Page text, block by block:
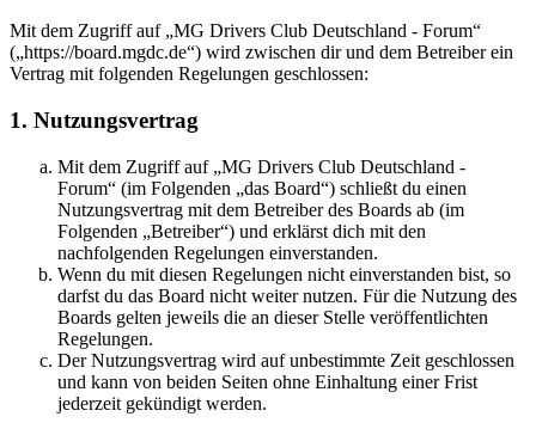
Mit dem Zugriff auf „MG Drivers Club Deutschland - Forum“
(„https://board.mgdc.de“) wird zwischen dir und dem Betreiber ein
Vertrag mit folgenden Regelungen geschlossen:
1. Nutzungsvertrag
Mit dem Zugriff auf „MG Drivers Club Deutschland -
Forum“ (im Folgenden „das Board“) schließt du einen
Nutzungsvertrag mit dem Betreiber des Boards ab (im
Folgenden „Betreiber“) und erklärst dich mit den
nachfolgenden Regelungen einverstanden.
Wenn du mit diesen Regelungen nicht einverstanden bist, so
darfst du das Board nicht weiter nutzen. Für die Nutzung des
Boards gelten jeweils die an dieser Stelle veröffentlichten
Regelungen.
Der Nutzungsvertrag wird auf unbestimmte Zeit geschlossen
und kann von beiden Seiten ohne Einhaltung einer Frist
jederzeit gekündigt werden.